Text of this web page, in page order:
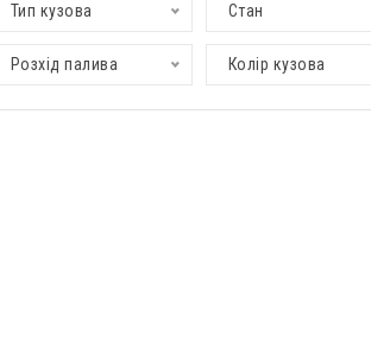
Тип кузова Стан
Розхід палива Колір кузова